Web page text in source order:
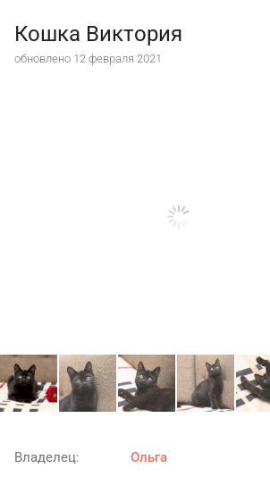
Кошка Виктория
обновлено 12 февраля 2021
Владелец: Ольга